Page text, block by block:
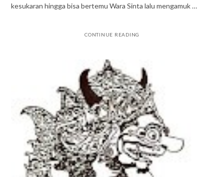
kesukaran hingga bisa bertemu Wara Sinta lalu mengamuk …
CONTINUE READING